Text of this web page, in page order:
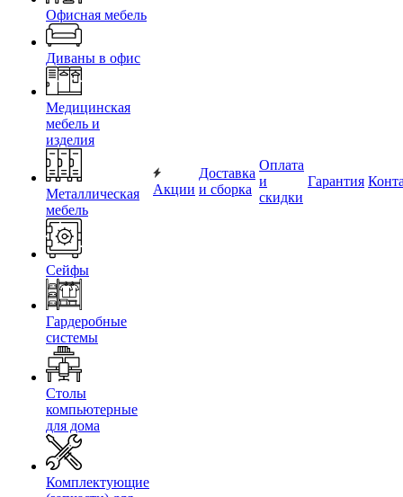
Офисная мебель
Диваны в офис
Медицинская
мебель и
изделия
Металлическая
мебель
Сейфы
Гардеробные
системы
Столы
компьютерные
для дома
Комплектующие
Акции
Доставка
и сборка
Оплата
и
скидки
Гарантия